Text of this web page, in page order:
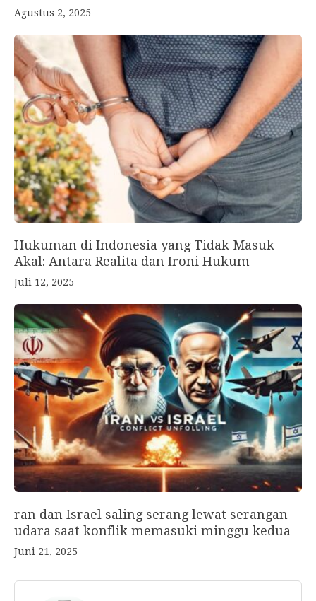
Agustus 2, 2025
Hukuman di Indonesia yang Tidak Masuk
Akal: Antara Realita dan Ironi Hukum
Juli 12, 2025
ran dan Israel saling serang lewat serangan
udara saat konflik memasuki minggu kedua
Juni 21, 2025